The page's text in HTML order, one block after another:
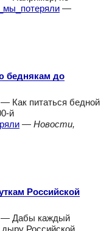
—
беднякам до
— Как питаться бедной
й
— Новости,
Российской
— Дабы каждый